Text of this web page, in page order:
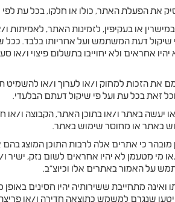
את הפעלת האתר, כולו או חלקו, בכל עת
או בעקיפין, לזמינות האתר, לאמיתות
דעת המשתמש ועל אחריותו בלבד.
אחראים ולא יחוייבו בתשלום פיצוי ו/
את הזכות למחוק ו/או לערוך ו/או להשמיט
זאת בכל עת ועל פי שיקול דעתם הבלעדי.
באתר ו/או בתוכן האתר, הקבוצה ו/או
באתר או מחוסר שימוש באתר.
מובהר כי אתרים אלה לרבות התוכן המוצג
מי מטעמן לא יהיו אחראים לשום נזק,
על האמור באתרים אלו וכיוצ"ב.
מתחייבת ששירותיה יהיו חסינים